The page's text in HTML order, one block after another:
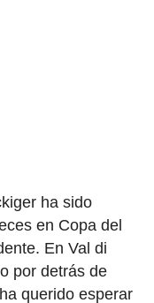
ha sido
en Copa del
En Val di
por detrás de
querido esperar